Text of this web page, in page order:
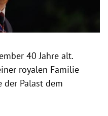
40 Jahre alt.
royalen Familie
Palast dem